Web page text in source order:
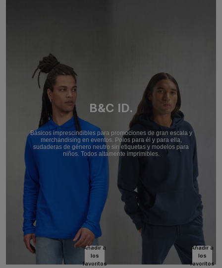
B&C ID.
Básicos imprescindibles para promociones de gran escala y
merchandising en eventos. Polos para él y para ella,
sudaderas de género neutro sin etiquetas y modelos para
niños. Todos altamente imprimibles.
Añadir a
los
favoritos
Añadir a
los
favoritos